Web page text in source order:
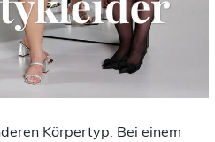
Körpertyp. Bei einem